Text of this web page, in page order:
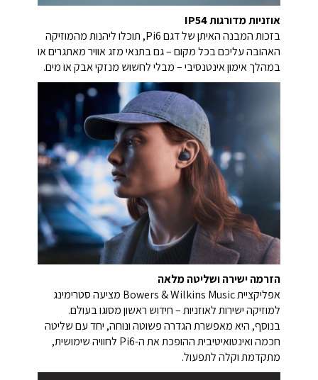
אוזניות מדורגות IP54
בזכות המבנה האיתן של דגם Pi6, תוכלו ליהנות מהמוזיקה
האהובה עליכם בכל מקום – גם בתנאי מזג אוויר מאתגרים או
במהלך אימון אינטנסיבי – מבלי לחשוש מנזקי אבק או מים.
הזרמה ישירה ושליטה מלאה
אפליקציית Bowers & Wilkins Music מציעה סטרימינג
למוזיקה ישירות לאוזניות – חידוש ראשון מסוגו בעולם.
בנוסף, היא מאפשרת הגדרה פשוטה ונוחה, יחד עם שליטה
חכמה ואינטואיטיבית ההופכת את ה-Pi6 לחוויה שימושית,
מתקדמת וקלה לתפעול.